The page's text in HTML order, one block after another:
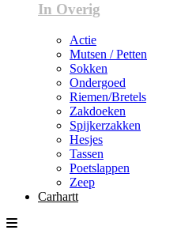
In Overig
Actie
Mutsen / Petten
Sokken
Ondergoed
Riemen/Bretels
Zakdoeken
Spijkerzakken
Hesjes
Tassen
Poetslappen
Zeep
Carhartt